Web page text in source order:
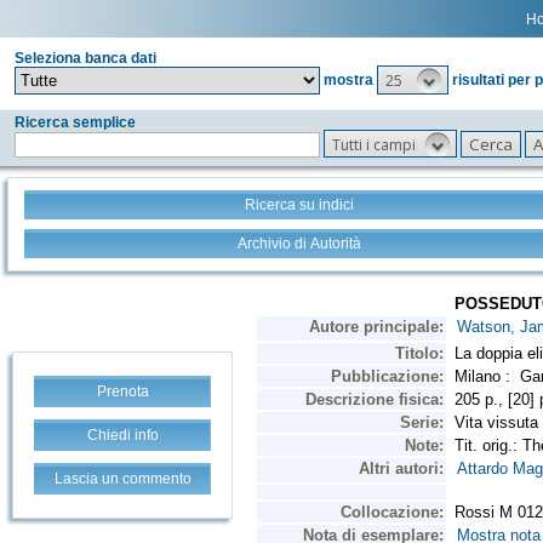
Seleziona banca dati
mostra
25 risultati per
Ricerca semplice
Tutti i campi
Ricerca su indici
Archivio di Autorità
Prenota
Chiedi info
Lascia un commento